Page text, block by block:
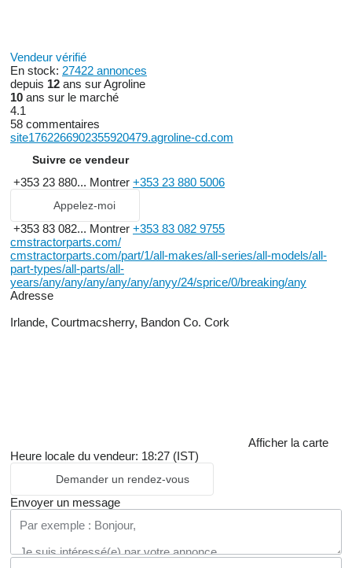
Vendeur vérifié
En stock: 27422 annonces
depuis 12 ans sur Agroline
10 ans sur le marché
4.1
58 commentaires
site1762266902355920479.agroline-cd.com
Suivre ce vendeur
+353 23 880... Montrer +353 23 880 5006
Appelez-moi
+353 83 082... Montrer +353 83 082 9755
cmstractorparts.com/
cmstractorparts.com/part/1/all-makes/all-series/all-models/all-
part-types/all-parts/all-
years/any/any/any/any/any/anyy/24/sprice/0/breaking/any
Adresse
Irlande, Courtmacsherry, Bandon Co. Cork
Afficher la carte
Heure locale du vendeur: 18:27 (IST)
Demander un rendez-vous
Envoyer un message